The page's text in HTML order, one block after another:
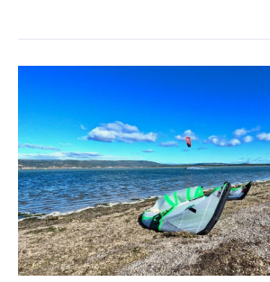
préfectoral